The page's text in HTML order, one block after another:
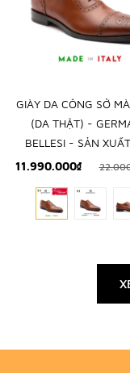
GIÀY DA CÔNG SỞ
(DA THẬT) -
BELLESI - SẢN
CÔNG TẠI ITALY
11.990.000₫